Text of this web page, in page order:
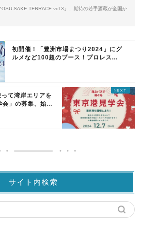
SAKE TERRACE vol.3」、期待の若手酒蔵が全国か
初開催！「豊洲市場まつり2024」にグ
ルメなど100超のブース！プロレス...
って湾岸エリアを
会」の募集、始...
サイト内検索